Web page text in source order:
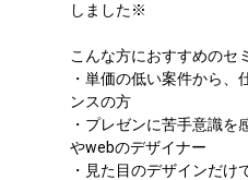
しました※
こんな方におすすめのセ
・単価の低い案件から、
ンスの⽅
・プレゼンに苦⼿意識を
やwebのデザイナー
・⾒た⽬のデザインだけ